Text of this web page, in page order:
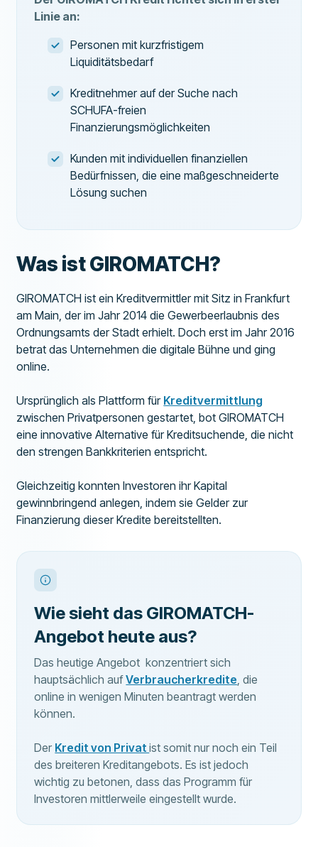
Linie an:
Personen mit kurzfristigem
Liquiditätsbedarf
Kreditnehmer auf der Suche nach
SCHUFA-freien
Finanzierungsmöglichkeiten
Kunden mit individuellen finanziellen
Bedürfnissen, die eine maßgeschneiderte
Lösung suchen
Was ist GIROMATCH?
GIROMATCH ist ein Kreditvermittler mit Sitz in Frankfurt
am Main, der im Jahr 2014 die Gewerbeerlaubnis des
Ordnungsamts der Stadt erhielt. Doch erst im Jahr 2016
betrat das Unternehmen die digitale Bühne und ging
online.
Ursprünglich als Plattform für Kreditvermittlung
zwischen Privatpersonen gestartet, bot GIROMATCH
eine innovative Alternative für Kreditsuchende, die nicht
den strengen Bankkriterien entspricht.
Gleichzeitig konnten Investoren ihr Kapital
gewinnbringend anlegen, indem sie Gelder zur
Finanzierung dieser Kredite bereitstellten.
Wie sieht das GIROMATCH-
Angebot heute aus?
Das heutige Angebot konzentriert sich
hauptsächlich aufVerbraucherkredite, die
online in wenigen Minuten beantragt werden
können.
Der Kredit von Privatist somit nur noch ein Teil
des breiteren Kreditangebots. Es ist jedoch
wichtig zu betonen, dass das Programm für
Investoren mittlerweile eingestellt wurde.